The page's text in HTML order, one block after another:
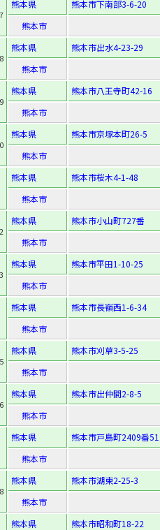
熊本県
熊本市下南部3-6-20
熊本市
熊本県
熊本市出水4-23-29
熊本市
熊本県
熊本市八王寺町42-16
熊本市
熊本県
熊本市京塚本町26-5
熊本市
熊本県
熊本市桜木4-1-48
熊本市
熊本県
熊本市小山町727番
熊本市
熊本県
熊本市平田1-10-25
熊本市
熊本県
熊本市長嶺西1-6-34
熊本市
熊本県
熊本市刈草3-5-25
熊本市
熊本県
熊本市出仲間2-8-5
熊本市
熊本県
熊本市戸島町2409番51
熊本市
熊本県
熊本市湖東2-25-3
熊本市
熊本県
熊本市昭和町18-22